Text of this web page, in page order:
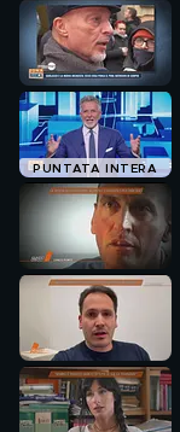
PUNTATA INTERA